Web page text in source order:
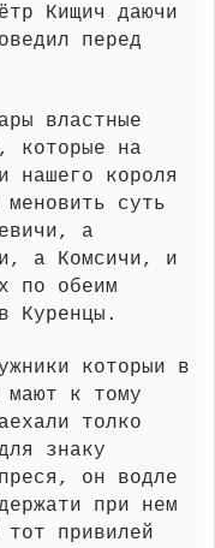
Кищич даючи
перед
властные
которые на
нашего короля
суть
а
а Комсичи, и
по обеим
Куренцы.
которыи в
мают к тому
толко
знаку
он водле
при нем
привилей